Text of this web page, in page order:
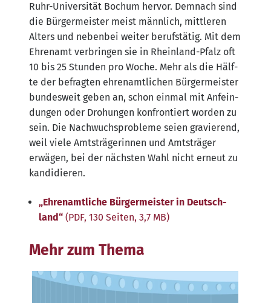
Ruhr-Uni­ver­si­tät Bochum her­vor. Dem­nach sind
die Bür­ger­meis­ter meist männ­lich, mitt­le­ren
Alters und neben­bei wei­ter berufs­tä­tig. Mit dem
Ehren­amt ver­brin­gen sie in Rhein­land-Pfalz oft
10 bis 25 Stun­den pro Woche. Mehr als die Hälf­
te der befrag­ten ehren­amt­li­chen Bür­ger­meis­ter
bun­des­weit geben an, schon ein­mal mit Anfein­
dun­gen oder Dro­hun­gen kon­fron­tiert wor­den zu
sein. Die Nach­wuchs­pro­ble­me sei­en gra­vie­rend,
weil vie­le Amts­trä­ge­rin­nen und Amts­trä­ger
erwä­gen, bei der nächs­ten Wahl nicht erneut zu
kandidieren.
„Ehren­amt­li­che Bür­ger­meis­ter in Deutsch­
land“ (PDF, 130 Sei­ten, 3,7 MB)
Mehr zum Thema